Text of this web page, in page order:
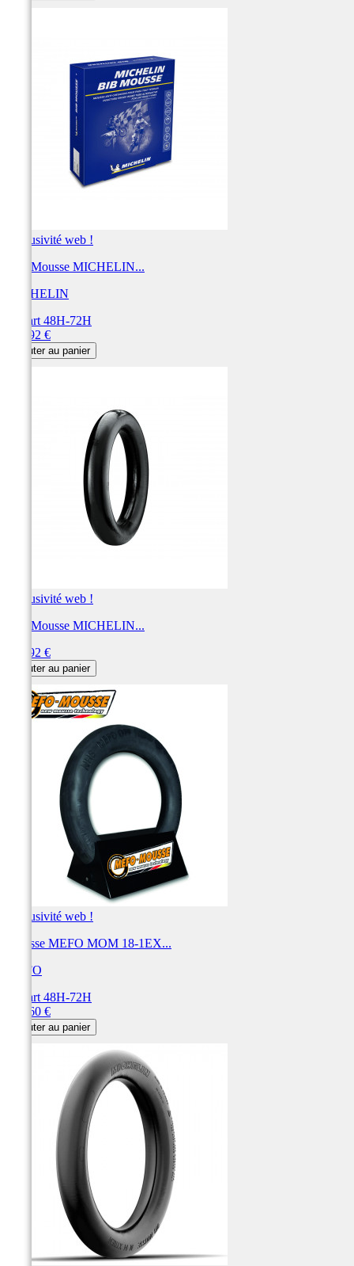
Exclusivité web !
BIB Mousse MICHELIN...
MICHELIN
Départ 48H-72H
154,92 €
Ajouter au panier
Exclusivité web !
BIB Mousse MICHELIN...
154,92 €
Ajouter au panier
Exclusivité web !
Mousse MEFO MOM 18-1EX...
MEFO
Départ 48H-72H
153,60 €
Ajouter au panier